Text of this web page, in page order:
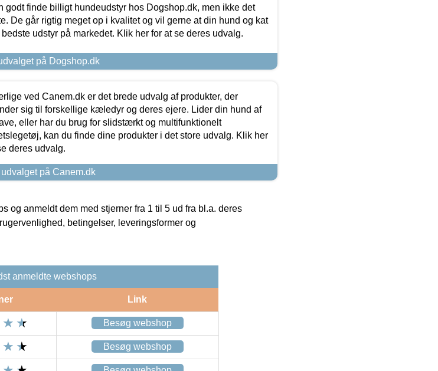
godt finde billigt hundeudstyr hos Dogshop.dk, men ikke det
De går rigtig meget op i kvalitet og vil gerne at din hund og kat
bedste udstyr på markedet. Klik her for at se deres udvalg.
på Dogshop.dk
ved Canem.dk er det brede udvalg af produkter, der
sig til forskellige kæledyr og deres ejere. Lider din hund af
eller har du brug for slidstærkt og multifunktionelt
kan du finde dine produkter i det store udvalg. Klik her
deres udvalg.
på Canem.dk
og anmeldt dem med stjerner fra 1 til 5 ud fra bl.a. deres
betingelser, leveringsformer og
anmeldte webshops
Link
Besøg webshop
Besøg webshop